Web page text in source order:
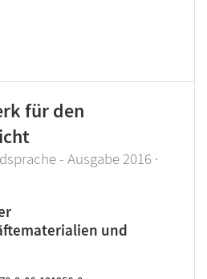
für den
- Ausgabe 2016 ·
und